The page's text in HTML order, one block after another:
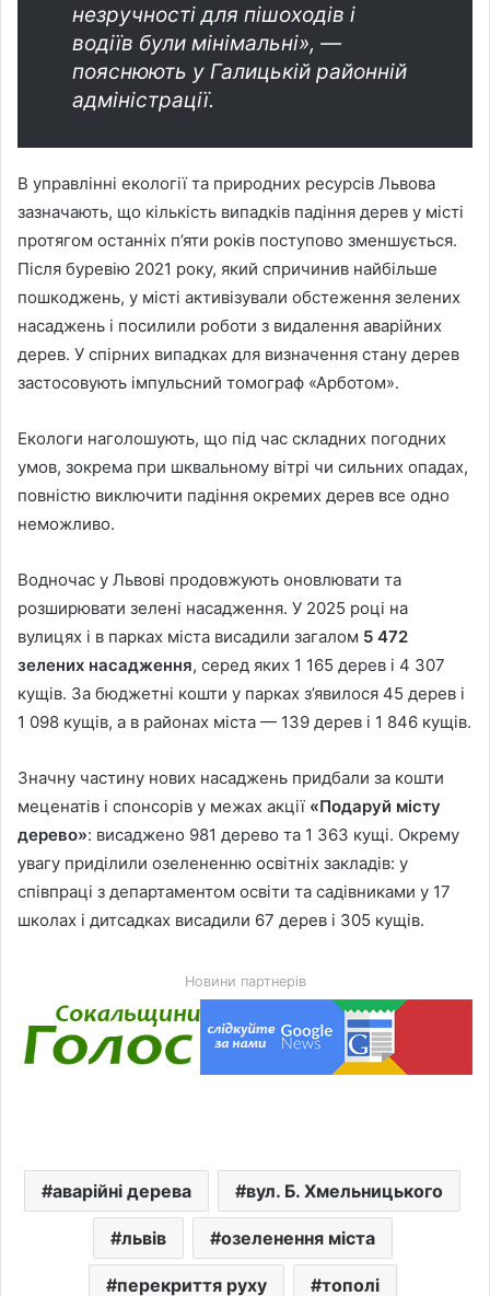
незручності для пішоходів і
водіїв були мінімальні», —
пояснюють у Галицькій районній
адміністрації.
В управлінні екології та природних ресурсів Львова
зазначають, що кількість випадків падіння дерев у місті
протягом останніх п’яти років поступово зменшується.
Після буревію 2021 року, який спричинив найбільше
пошкоджень, у місті активізували обстеження зелених
насаджень і посилили роботи з видалення аварійних
дерев. У спірних випадках для визначення стану дерев
застосовують імпульсний томограф «Арботом».
Екологи наголошують, що під час складних погодних
умов, зокрема при шквальному вітрі чи сильних опадах,
повністю виключити падіння окремих дерев все одно
неможливо.
Водночас у Львові продовжують оновлювати та
розширювати зелені насадження. У 2025 році на
вулицях і в парках міста висадили загалом 5 472
зелених насадження, серед яких 1 165 дерев і 4 307
кущів. За бюджетні кошти у парках з’явилося 45 дерев і
1 098 кущів, а в районах міста — 139 дерев і 1 846 кущів.
Значну частину нових насаджень придбали за кошти
меценатів і спонсорів у межах акції «Подаруй місту
дерево»: висаджено 981 дерево та 1 363 кущі. Окрему
увагу приділили озелененню освітніх закладів: у
співпраці з департаментом освіти та садівниками у 17
школах і дитсадках висадили 67 дерев і 305 кущів.
Новини партнерів
аварійні дерева вул. Б. Хмельницького
львів озеленення міста
перекриття руху тополі